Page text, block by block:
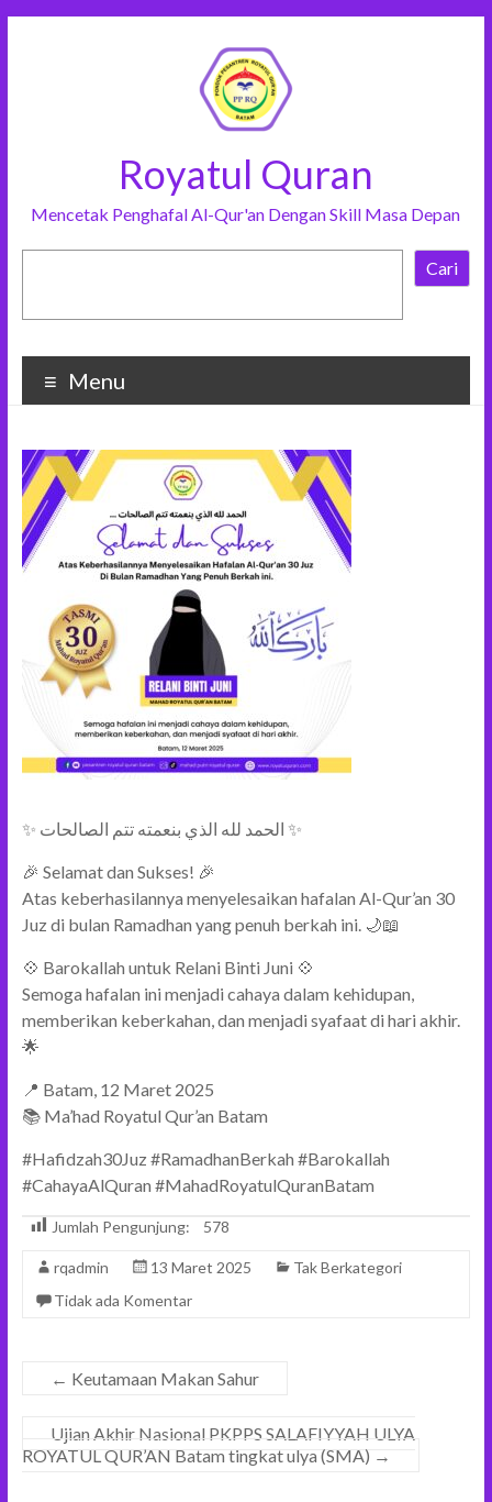
Royatul Quran
Mencetak Penghafal Al-Qur'an Dengan Skill Masa Depan
Cari
Menu
✨ الحمد لله الذي بنعمته تتم الصالحات ✨
🎉 Selamat dan Sukses! 🎉
Atas keberhasilannya menyelesaikan hafalan Al-Qur’an 30
Juz di bulan Ramadhan yang penuh berkah ini. 🌙📖
💠 Barokallah untuk Relani Binti Juni 💠
Semoga hafalan ini menjadi cahaya dalam kehidupan,
memberikan keberkahan, dan menjadi syafaat di hari akhir.
🌟
📍 Batam, 12 Maret 2025
📚 Ma’had Royatul Qur’an Batam
#Hafidzah30Juz #RamadhanBerkah #Barokallah
#CahayaAlQuran #MahadRoyatulQuranBatam
Jumlah Pengunjung: 578
rqadmin 13 Maret 2025
Tak Berkategori
Tidak ada Komentar
← Keutamaan Makan Sahur
Ujian Akhir Nasional PKPPS SALAFIYYAH ULYA
ROYATUL QUR’AN Batam tingkat ulya (SMA) →